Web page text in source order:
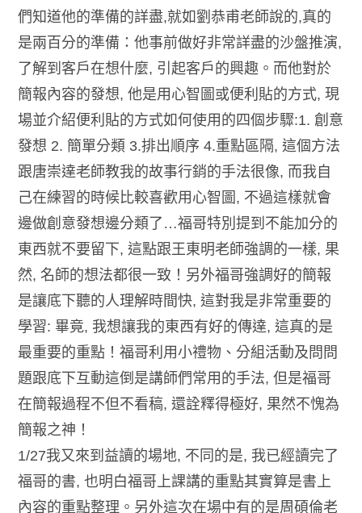
們知道他的準備的詳盡,就如劉恭甫老師說的,真的
是兩百分的準備：他事前做好非常詳盡的沙盤推演,
了解到客戶在想什麼, 引起客戶的興趣。而他對於
簡報內容的發想, 他是用心智圖或便利貼的方式, 現
場並介紹便利貼的方式如何使用的四個步驟:1. 創意
發想 2. 簡單分類 3.排出順序 4.重點區隔, 這個方法
跟唐崇達老師教我的故事行銷的手法很像, 而我自
己在練習的時候比較喜歡用心智圖, 不過這樣就會
邊做創意發想邊分類了…福哥特別提到不能加分的
東西就不要留下, 這點跟王東明老師強調的一樣, 果
然, 名師的想法都很一致！另外福哥強調好的簡報
是讓底下聽的人理解時間快, 這對我是非常重要的
學習: 畢竟, 我想讓我的東西有好的傳達, 這真的是
最重要的重點！福哥利用小禮物、分組活動及問問
題跟底下互動這倒是講師們常用的手法, 但是福哥
在簡報過程不但不看稿, 還詮釋得極好, 果然不愧為
簡報之神！
1/27我又來到益讀的場地, 不同的是, 我已經讀完了
福哥的書, 也明白福哥上課講的重點其實算是書上
內容的重點整理。另外這次在場中有的是周碩倫老